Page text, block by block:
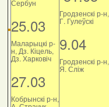
Сербун
25.03
Маларыцкі р-
н, Дз. Кіцель,
Дз. Харковіч
27.03
Кобрынскі р-н,
Гродзенскі р-н,
Г. Гулеўскі
9.04
Гродзенскі р-н,
Я. Сліж